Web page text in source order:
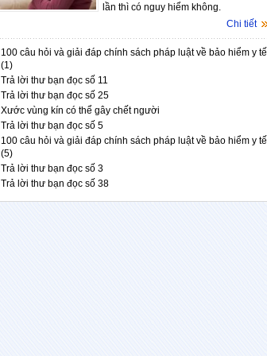
lần thì có nguy hiểm không.
Chi tiết
100 câu hỏi và giải đáp chính sách pháp luật về bảo hiểm y tế
(1)
Trả lời thư bạn đọc số 11
Trả lời thư bạn đọc số 25
Xước vùng kín có thể gây chết người
Trả lời thư bạn đọc số 5
100 câu hỏi và giải đáp chính sách pháp luật về bảo hiểm y tế
(5)
Trả lời thư bạn đọc số 3
Trả lời thư bạn đọc số 38